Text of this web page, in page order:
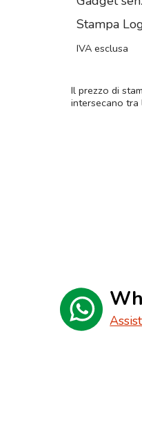
Stampa
IVA esclusa
Il prezzo di
intersecano tra